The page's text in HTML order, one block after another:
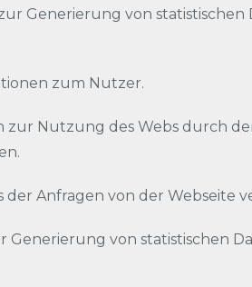
Generierung von
zum Nutzer.
zur Nutzung des Webs durch
der Anfragen von der Webseite
Generierung von statistischen